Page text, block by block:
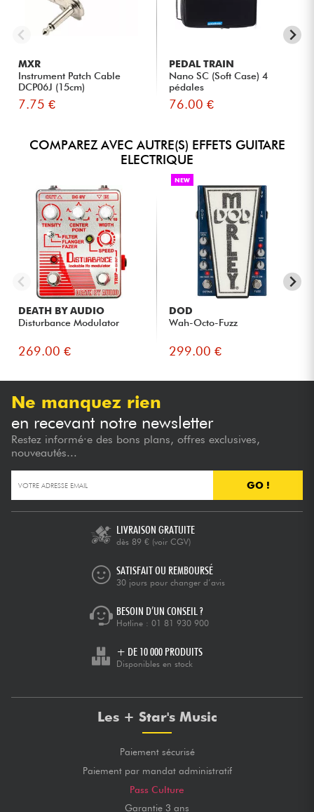
MXR
Instrument Patch Cable
DCP06J (15cm)
7.75 €
PEDAL TRAIN
Nano SC (Soft Case) 4
pédales
76.00 €
COMPAREZ AVEC AUTRE(S) EFFETS GUITARE
ELECTRIQUE
DEATH BY AUDIO
Disturbance Modulator
269.00 €
NEW
DOD
Wah-Octo-Fuzz
299.00 €
Ne manquez rien
en recevant notre newsletter
Restez informé·e des bons plans, offres exclusives,
nouveautés...
GO !
LIVRAISON GRATUITE
dès 89 € (voir CGV)
SATISFAIT OU REMBOURSÉ
30 jours pour changer d’avis
BESOIN D’UN CONSEIL ?
Hotline : 01 81 930 900
+ DE 10 000 PRODUITS
Disponibles en stock
Les + Star's Music
Paiement sécurisé
Paiement par mandat administratif
Pass Culture
Garantie 3 ans